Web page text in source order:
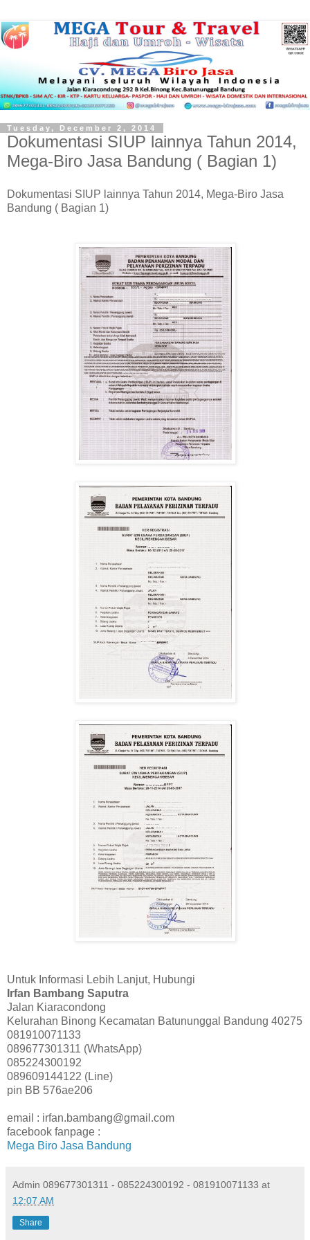
Tuesday, December 2, 2014
Dokumentasi SIUP lainnya Tahun 2014,
Mega-Biro Jasa Bandung ( Bagian 1)
Dokumentasi SIUP lainnya Tahun 2014, Mega-Biro Jasa
Bandung ( Bagian 1)
Untuk Informasi Lebih Lanjut, Hubungi
Irfan Bambang Saputra
Jalan Kiaracondong
Kelurahan Binong Kecamatan Batununggal Bandung 40275
081910071133
089677301311 (WhatsApp)
085224300192
089609144122 (Line)
pin BB 576ae206
email : irfan.bambang@gmail.com
facebook fanpage :
Mega Biro Jasa Bandung
Admin 089677301311 - 085224300192 - 081910071133 at
12:07 AM
Share